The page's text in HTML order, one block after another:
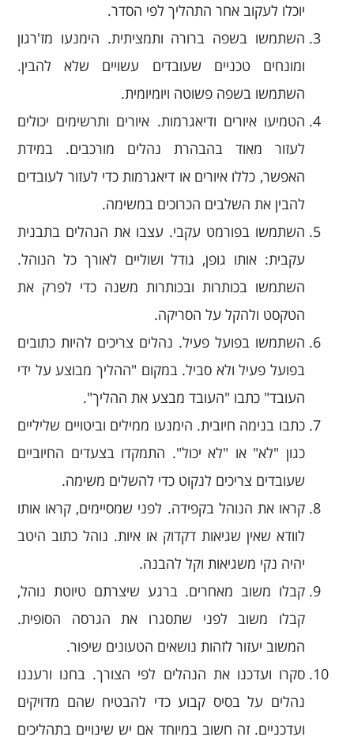
יוכלו לעקוב אחר התהליך לפי הסדר.
השתמשו בשפה ברורה ותמציתית. הימנעו מז'רגון
ומונחים טכניים שעובדים עשויים שלא להבין.
השתמשו בשפה פשוטה ויומיומית.
הטמיעו איורים ודיאגרמות. איורים ותרשימים יכולים
לעזור מאוד בהבהרת נהלים מורכבים. במידת
האפשר, כללו איורים או דיאגרמות כדי לעזור לעובדים
להבין את השלבים הכרוכים במשימה.
השתמשו בפורמט עקבי. עצבו את הנהלים בתבנית
עקבית: אותו גופן, גודל ושוליים לאורך כל הנוהל.
השתמשו בכותרות ובכותרות משנה כדי לפרק את
הטקסט ולהקל על הסריקה.
השתמשו בפועל פעיל. נהלים צריכים להיות כתובים
בפועל פעיל ולא סביל. במקום "ההליך מבוצע על ידי
העובד" כתבו "העובד מבצע את ההליך".
כתבו בנימה חיובית. הימנעו ממילים וביטויים שליליים
כגון "לא" או "לא יכול". התמקדו בצעדים החיוביים
שעובדים צריכים לנקוט כדי להשלים משימה.
קראו את הנוהל בקפידה. לפני שמסיימים, קראו אותו
לוודא שאין שגיאות דקדוק או איות. נוהל כתוב היטב
יהיה נקי משגיאות וקל להבנה.
קבלו משוב מאחרים. ברגע שיצרתם טיוטת נוהל,
קבלו משוב לפני שתסגרו את הגרסה הסופית.
המשוב יעזור לזהות נושאים הטעונים שיפור.
סקרו ועדכנו את הנהלים לפי הצורך. בחנו ורעננו
נהלים על בסיס קבוע כדי להבטיח שהם מדויקים
ועדכניים. זה חשוב במיוחד אם יש שינויים בתהליכים